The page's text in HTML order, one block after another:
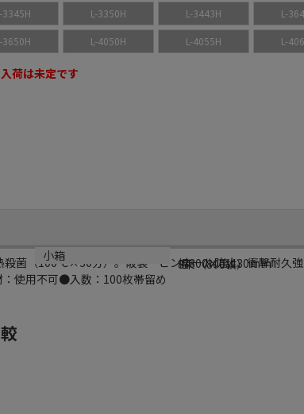
3345H L-3350H L-3443H L-
3650H L-4050H L-4055H L-
荷は未定です
菌（100℃×30分）。破袋・ピンホール防止、衝撃耐久
使用不可●入数：100枚帯留め
サイズ
幅300×高430mm
小箱
8束（800枚）